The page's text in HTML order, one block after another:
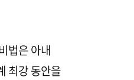
법은 아내
최강 동안을